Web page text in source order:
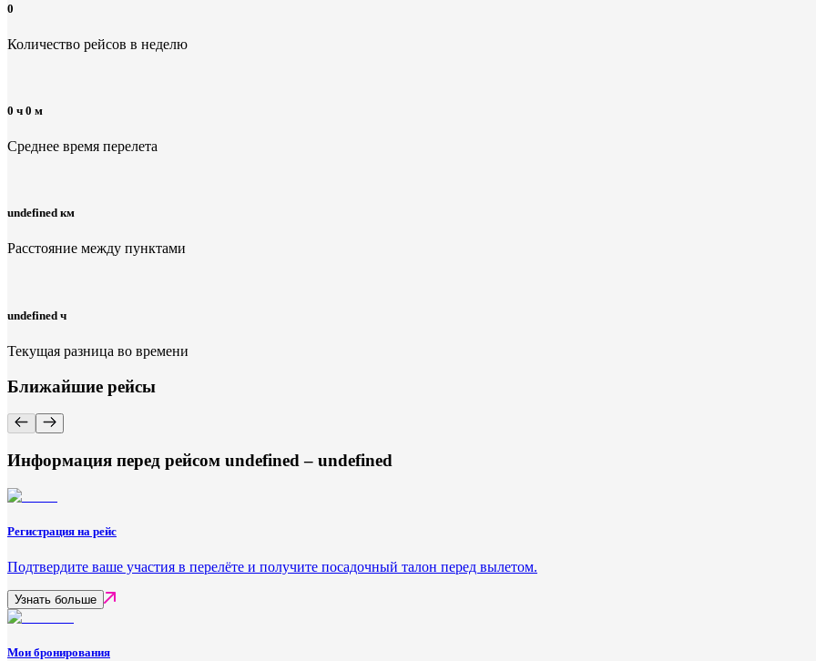
0
Количество рейсов в неделю
0 ч 0 м
Среднее время перелета
undefined км
Расстояние между пунктами
undefined ч
Текущая разница во времени
Ближайшие рейсы
Информация перед рейсом undefined – undefined
Регистрация на рейс
Подтвердите ваше участия в перелёте и получите посадочный талон перед вылетом.
Узнать больше
Мои бронирования